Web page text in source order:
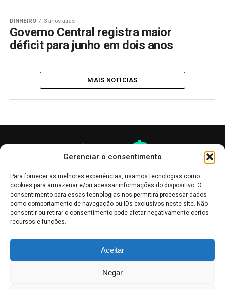
Gerenciar o consentimento
Para fornecer as melhores experiências, usamos tecnologias como
cookies para armazenar e/ou acessar informações do dispositivo. O
consentimento para essas tecnologias nos permitirá processar dados
como comportamento de navegação ou IDs exclusivos neste site. Não
consentir ou retirar o consentimento pode afetar negativamente certos
recursos e funções.
Aceitar
Negar
DINHEIRO 3 anos atrás
Governo Central registra maior
déficit para junho em dois anos
MAIS NOTÍCIAS
informativo, servindo como boletins de divulgação, e não devem ser
interpretadas como recomendações de investimento.Leia mais
Bolsa de Valores